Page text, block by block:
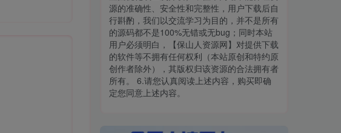
源的准确性、安全性和完整性，用户下载后自
行斟酌，我们以交流学习为目的，并不是所有
的源码都不是100%无错或无bug；同时本站
用户必须明白，【保山人资源网】对提供下载
的软件等不拥有任何权利（本站原创和特约原
创作者除外），其版权归该资源的合法拥有者
所有。 6.请您认真阅读上述内容，购买即确
定您同意上述内容。